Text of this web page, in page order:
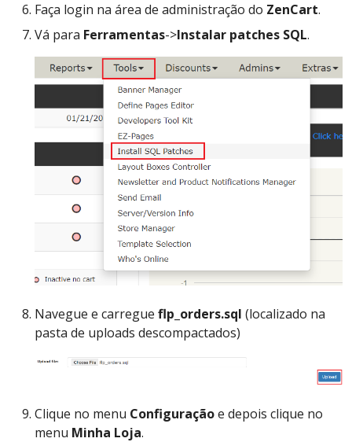
Faça login na área de administração do ZenCart.
Vá para Ferramentas->Instalar patches SQL.
Navegue e carregue flp_orders.sql (localizado na
pasta de uploads descompactados)
Clique no menu Configuraçãoe depois clique no
menu Minha Loja.